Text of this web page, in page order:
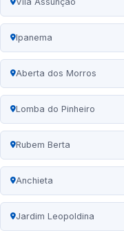
Ipanema
Aberta dos Morros
Lomba do Pinheiro
Rubem Berta
Anchieta
Jardim Leopoldina